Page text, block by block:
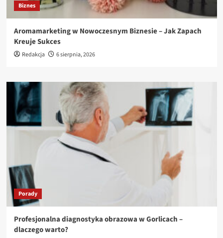
Biznes
Aromamarketing w Nowoczesnym Biznesie – Jak Zapach
Kreuje Sukces
Redakcja 6 sierpnia, 2026
Porady
Profesjonalna diagnostyka obrazowa w Gorlicach –
dlaczego warto?